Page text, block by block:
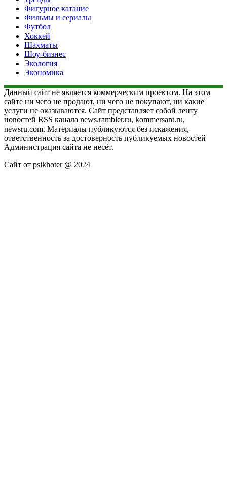
Фигурное катание
Фильмы и сериалы
Футбол
Хоккей
Шахматы
Шоу-бизнес
Экология
Экономика
Данный сайт не является коммерческим проектом. На этом
сайте ни чего не продают, ни чего не покупают, ни какие
услуги не оказываются. Сайт представляет собой ленту
новостей RSS канала news.rambler.ru, kommersant.ru,
newsru.com. Материалы публикуются без искажения,
ответственность за достоверность публикуемых новостей
Администрация сайта не несёт.
Сайт от psikhoter @ 2024